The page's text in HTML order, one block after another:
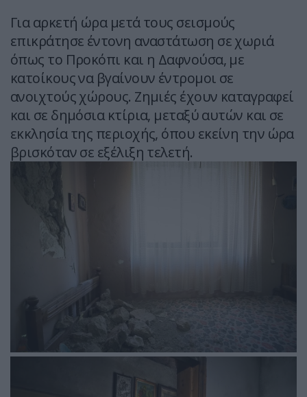
Για αρκετή ώρα μετά τους σεισμούς
επικράτησε έντονη αναστάτωση σε χωριά
όπως το Προκόπι και η Δαφνούσα, με
κατοίκους να βγαίνουν έντρομοι σε
ανοιχτούς χώρους. Ζημιές έχουν καταγραφεί
και σε δημόσια κτίρια, μεταξύ αυτών και σε
εκκλησία της περιοχής, όπου εκείνη την ώρα
βρισκόταν σε εξέλιξη τελετή.